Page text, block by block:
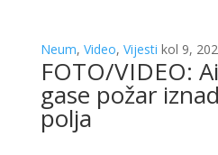
Neum, Video, Vijesti kol 9,
FOTO/VIDEO:
gase požar
polja